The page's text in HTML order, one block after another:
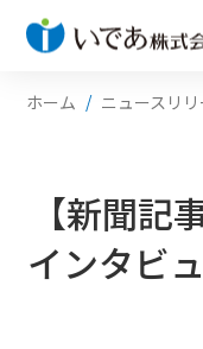
ホーム ニュースリリ
【新聞記
インタビ